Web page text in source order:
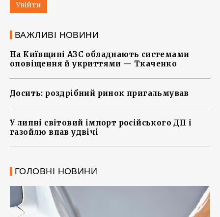
Увійти
ВАЖЛИВІ НОВИНИ
На Київщині АЗС обладнають системами
оповіщення й укриттями — Ткаченко
Досить: роздрібний ринок пригальмував
У липні світовий імпорт російського ДП і
газойлю впав удвічі
ГОЛОВНІ НОВИНИ